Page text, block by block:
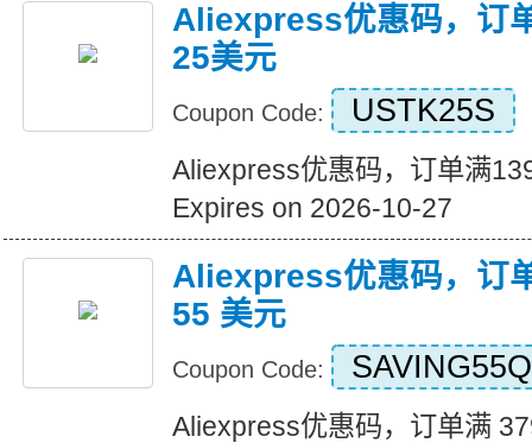
Aliexpress优惠码，订
25美元
Coupon Code: USTK25S
Aliexpress优惠码，订单满
Expires on 2026-10-27
Aliexpress优惠码，订
55 美元
Coupon Code: SAVING55Q
Aliexpress优惠码，订单满